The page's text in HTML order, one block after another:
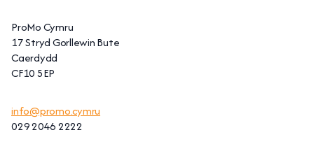
ProMo Cymru
17 Stryd Gorllewin Bute
Caerdydd
CF10 5EP
info@promo.cymru
029 2046 2222